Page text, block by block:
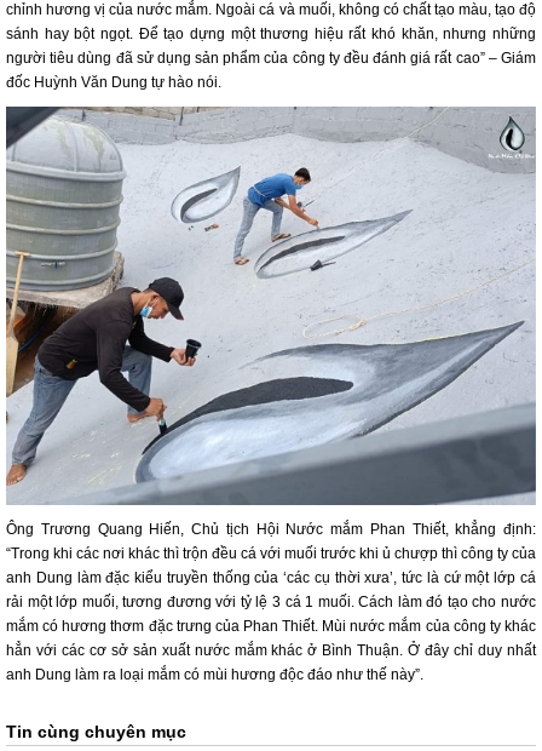
chỉnh hương vị của nước mắm. Ngoài cá và muối, không có chất tạo màu, tạo độ
sánh hay bột ngọt. Để tạo dựng một thương hiệu rất khó khăn, nhưng những
người tiêu dùng đã sử dụng sản phẩm của công ty đều đánh giá rất cao” – Giám
đốc Huỳnh Văn Dung tự hào nói.
Ông Trương Quang Hiến, Chủ tịch Hội Nước mắm Phan Thiết, khẳng định:
“Trong khi các nơi khác thì trộn đều cá với muối trước khi ủ chượp thì công ty của
anh Dung làm đặc kiểu truyền thống của ‘các cụ thời xưa’, tức là cứ một lớp cá
rải một lớp muối, tương đương với tỷ lệ 3 cá 1 muối. Cách làm đó tạo cho nước
mắm có hương thơm đặc trưng của Phan Thiết. Mùi nước mắm của công ty khác
hẳn với các cơ sở sản xuất nước mắm khác ở Bình Thuận. Ở đây chỉ duy nhất
anh Dung làm ra loại mắm có mùi hương độc đáo như thế này”.
Tin cùng chuyên mục